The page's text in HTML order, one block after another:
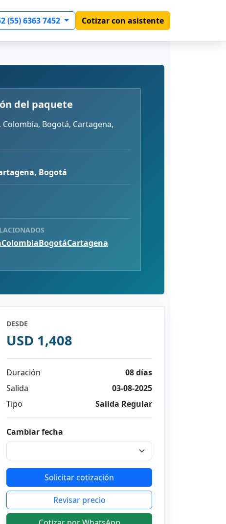
(55) 6363 7452 Cotizar con asistente
del paquete
Colombia, Bogotá, Cartagena,
Bogotá
ColombiaBogotáCartagena
DESDE
USD 1,408
Duración
08 días
Salida
03-08-2025
Tipo
Salida Regular
Cambiar fecha
Solicitar cotización
Revisar precio